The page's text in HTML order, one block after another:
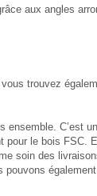
aux angles
trouvez
C’est
le bois FSC.
soin des